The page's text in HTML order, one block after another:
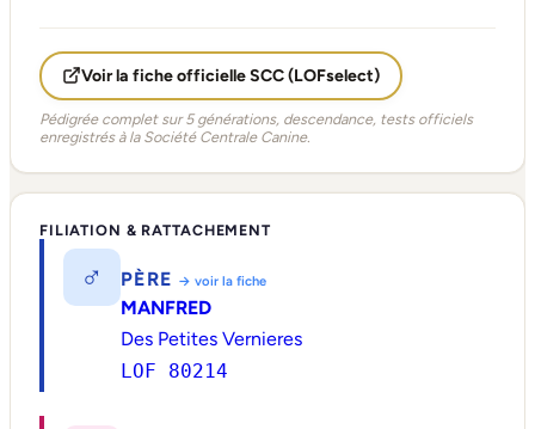
Voir la fiche officielle SCC (LOFselect)
Pédigrée complet sur 5 générations, descendance, tests officiels
enregistrés à la Société Centrale Canine.
FILIATION & RATTACHEMENT
♂ PÈRE → voir la fiche
MANFRED
Des Petites Vernieres
LOF 80214